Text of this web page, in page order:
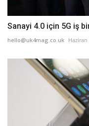
Sanayi 4.0 için 5G iş
hello@uk4mag.co.uk Haziran